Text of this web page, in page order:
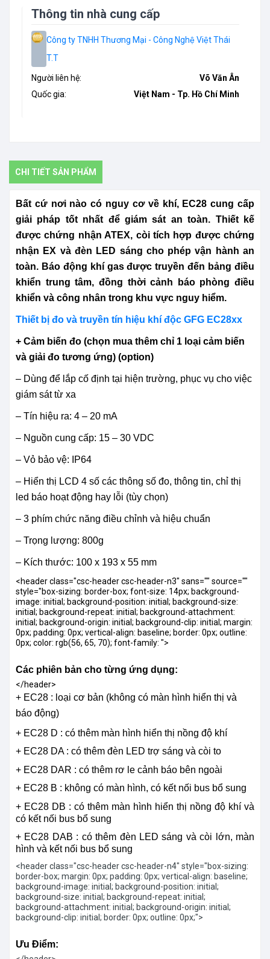
Thông tin nhà cung cấp
Công ty TNHH Thương Mại - Công Nghệ Việt Thái
T.T
Người liên hệ:
Võ Văn Ân
Quốc gia:
Việt Nam - Tp. Hồ Chí Minh
CHI TIẾT SẢN PHẨM
Bất cứ nơi nào có nguy cơ về khí, EC28 cung cấp
giải pháp tốt nhất để giám sát an toàn. Thiết kế
được chứng nhận ATEX, còi tích hợp được chứng
nhận EX và đèn LED sáng cho phép vận hành an
toàn. Báo động khí gas được truyền đến bảng điều
khiển trung tâm, đồng thời cảnh báo phòng điều
khiển và công nhân trong khu vực nguy hiểm.
Thiết bị đo và truyền tín hiệu khí độc GFG EC28xx
+ Cảm biến đo (chọn mua thêm chỉ 1 loại cảm biến
và giải đo tương ứng) (option)
– Dùng để lắp cố định tại hiện trường, phục vụ cho việc
giám sát từ xa
– Tín hiệu ra: 4 – 20 mA
– Nguồn cung cấp: 15 – 30 VDC
– Vỏ bảo vệ: IP64
– Hiển thị LCD 4 số các thông số đo, thông tin, chỉ thị
led báo hoạt động hay lỗi (tùy chọn)
– 3 phím chức năng điều chỉnh và hiệu chuẩn
– Trọng lượng: 800g
– Kích thước: 100 x 193 x 55 mm
<header class="csc-header csc-header-n3" sans="" source=""
style="box-sizing: border-box; font-size: 14px; background-
image: initial; background-position: initial; background-size:
initial; background-repeat: initial; background-attachment:
initial; background-origin: initial; background-clip: initial; margin:
0px; padding: 0px; vertical-align: baseline; border: 0px; outline:
0px; color: rgb(56, 65, 70); font-family: ">
Các phiên bản cho từng ứng dụng:
</header>
+ EC28 : loại cơ bản (không có màn hình hiển thị và
báo động)
+ EC28 D : có thêm màn hình hiển thị nồng độ khí
+ EC28 DA : có thêm đèn LED trợ sáng và còi to
+ EC28 DAR : có thêm rơ le cảnh báo bên ngoài
+ EC28 B : không có màn hình, có kết nối bus bổ sung
+ EC28 DB : có thêm màn hình hiển thị nồng độ khí và
có kết nối bus bổ sung
+ EC28 DAB : có thêm đèn LED sáng và còi lớn, màn
hình và kết nối bus bổ sung
<header class="csc-header csc-header-n4" style="box-sizing:
border-box; margin: 0px; padding: 0px; vertical-align: baseline;
background-image: initial; background-position: initial;
background-size: initial; background-repeat: initial;
background-attachment: initial; background-origin: initial;
background-clip: initial; border: 0px; outline: 0px;">
Ưu Điểm: